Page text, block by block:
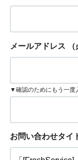
メールアドレス
▼確認のためにもう一度
お問い合わせタイ